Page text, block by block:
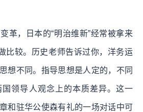
革，日本的“明治维新”经常被拿来
比较。历史老师告诉过你，洋务运
想不同。指导思想是人定的，不同
领导人观念上的本质差异。这一
和驻华公使森有礼的一场对话中可